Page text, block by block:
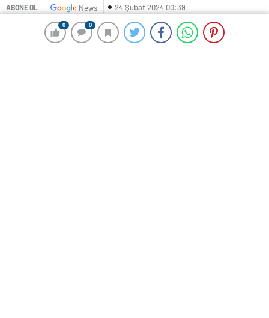
0 0
ABONE OL News 24 Şubat 2024 00:39
0 0
Dışişleri Bakanı Hakan Fidan, İsrail’in, Gazze Şeridi’nin
güneyindeki Refah kentine yönelik saldırılarına ilişkin,